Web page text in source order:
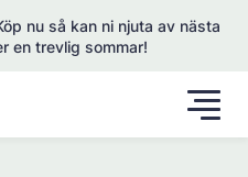
nu så kan ni njuta av nästa
en trevlig sommar!